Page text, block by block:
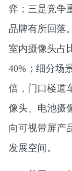
弈；三是竞争
品牌有所回落
室内摄像头占
40%；细分场
倍，门口楼道
像头、电池摄
向可视带屏产
发展空间。